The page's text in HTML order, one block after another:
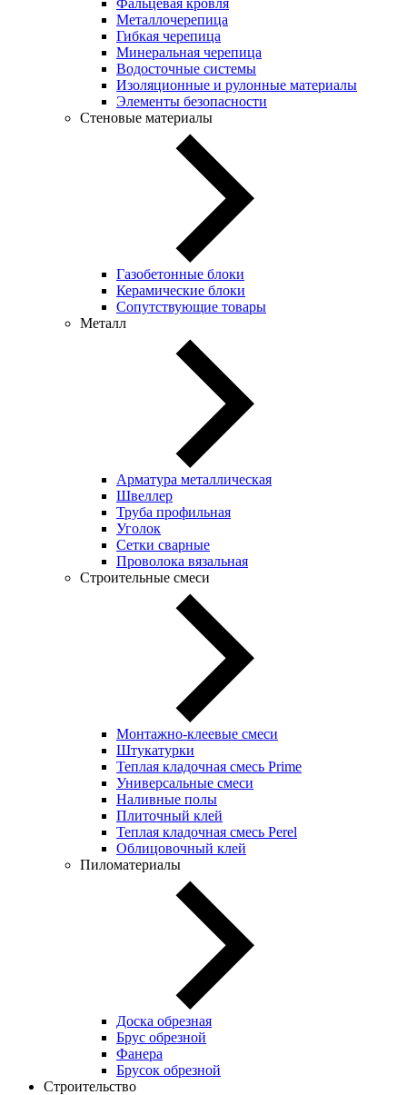
Металлочерепица
Гибкая черепица
Минеральная черепица
Водосточные системы
Изоляционные и рулонные материалы
Элементы безопасности
Стеновые материалы
Газобетонные блоки
Керамические блоки
Сопутствующие товары
Металл
Арматура металлическая
Швеллер
Труба профильная
Уголок
Сетки сварные
Проволока вязальная
Строительные смеси
Монтажно-клеевые смеси
Штукатурки
Теплая кладочная смесь Prime
Универсальные смеси
Наливные полы
Плиточный клей
Теплая кладочная смесь Perel
Облицовочный клей
Пиломатериалы
Доска обрезная
Брус обрезной
Фанера
Брусок обрезной
Строительство